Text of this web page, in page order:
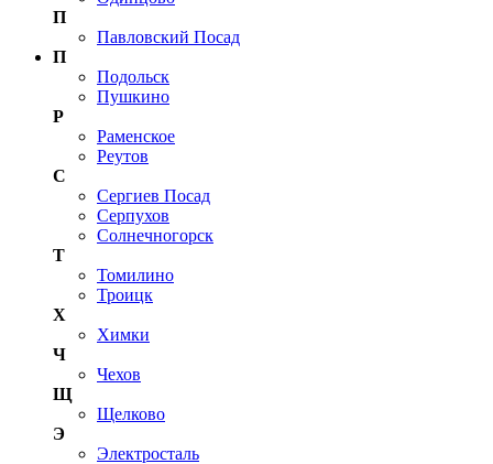
П
Павловский Посад
П
Подольск
Пушкино
Р
Раменское
Реутов
С
Сергиев Посад
Серпухов
Солнечногорск
Т
Томилино
Троицк
Х
Химки
Ч
Чехов
Щ
Щелково
Э
Электросталь